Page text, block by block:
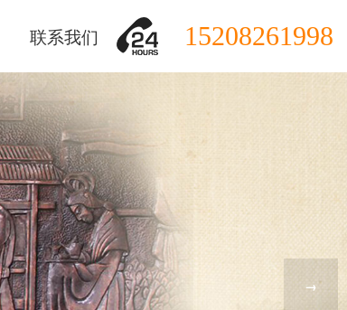
联系我们 15208261998
→